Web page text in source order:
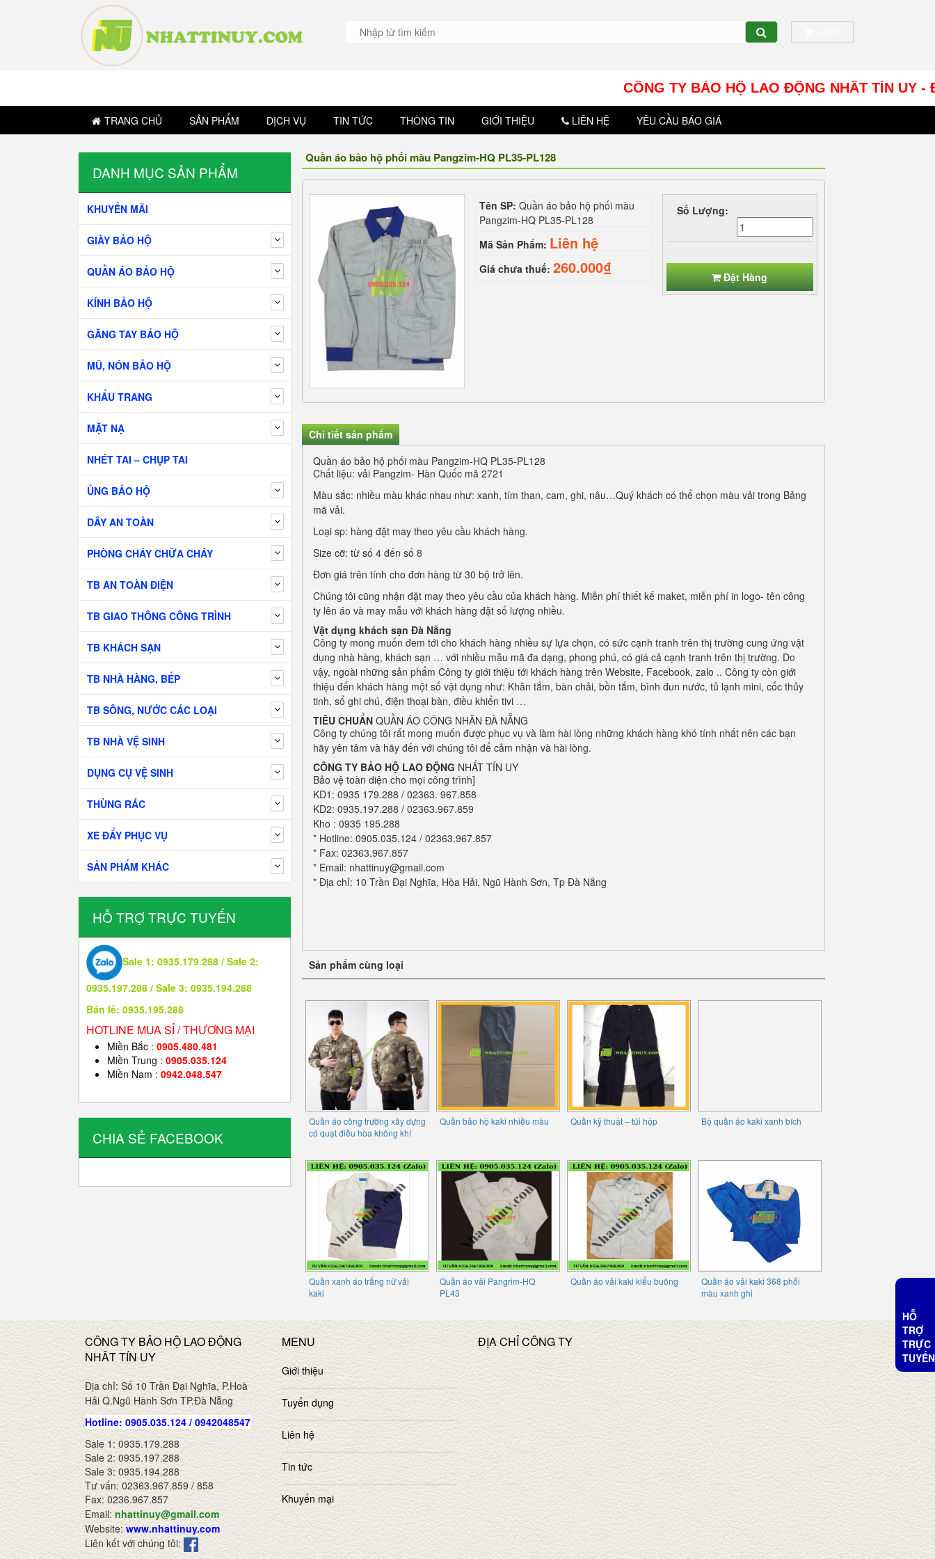
CÔNG TY BẢO HỘ LAO ĐỘNG NHÂT TÍN UY -
TRANG CHỦ SẢN PHẨM DỊCH VỤ TIN TỨC THÔNG TIN GIỚI THIỆU LIÊN HỆ YÊU CẦU BÁO GIÁ
DANH MỤC SẢN PHẨM
KHUYẾN MÃI
GIÀY BẢO HỘ
QUẦN ÁO BẢO HỘ
KÍNH BẢO HỘ
GĂNG TAY BẢO HỘ
MŨ, NÓN BẢO HỘ
KHẨU TRANG
MẶT NẠ
NHÉT TAI – CHỤP TAI
ỦNG BẢO HỘ
DÂY AN TOÀN
PHÒNG CHÁY CHỮA CHÁY
TB AN TOÀN ĐIỆN
TB GIAO THÔNG CÔNG TRÌNH
TB KHÁCH SẠN
TB NHÀ HÀNG, BẾP
TB SÔNG, NƯỚC CÁC LOẠI
TB NHÀ VỆ SINH
DỤNG CỤ VỆ SINH
THÙNG RÁC
XE ĐẨY PHỤC VỤ
SẢN PHẨM KHÁC
HỖ TRỢ TRỰC TUYẾN
Sale 1: 0935.179.288 / Sale 2:
0935.197.288 / Sale 3: 0935.194.288
Bán lẻ: 0935.195.288
HOTLINE MUA SỈ / THƯƠNG MẠI
Miền Bắc : 0905.480.481
Miền Trung : 0905.035.124
Miền Nam : 0942.048.547
CHIA SẺ FACEBOOK
Quần áo bảo hộ phối màu Pangzim-HQ PL35-PL128
Tên SP:Quần áo bảo hộ phối màu
Pangzim-HQ PL35-PL128
Mã Sản Phẩm: Liên hệ
Giá chưa thuế:260.000₫
Số Lượng:
Đặt Hàng
Chi tiết sản phẩm
Quần áo bảo hộ phối màu Pangzim-HQ PL35-PL128
Chất liệu: vải Pangzim- Hàn Quốc mã 2721
Màu sắc: nhiều màu khác nhau như: xanh, tím than, cam, ghi, nâu…Quý khách có thể chọn màu vải trong Bảng
mã vải.
Loại sp: hàng đặt may theo yêu cầu khách hàng.
Size cỡ: từ số 4 đến số 8
Đơn giá trên tính cho đơn hàng từ 30 bộ trở lên.
Chúng tôi cũng nhận đặt may theo yêu cầu của khách hàng. Miễn phí thiết kế maket, miễn phí in logo- tên công
ty lên áo và may mẫu với khách hàng đặt số lượng nhiều.
Vật dụng khách sạn Đà Nẵng
Công ty mong muốn đem tới cho khách hàng nhiều sự lựa chọn, có sức cạnh tranh trên thị trường cung ứng vật
dụng nhà hàng, khách sạn … với nhiều mẫu mã đa dạng, phong phú, có giá cả cạnh tranh trên thị trường. Do
vậy, ngoài những sản phẩm Công ty giới thiệu tới khách hàng trên Website, Facebook, zalo .. Công ty còn giới
thiệu đến khách hàng một số vật dụng như: Khăn tắm, bàn chải, bồn tắm, bình đun nước, tủ lạnh mini, cốc thủy
tinh, sổ ghi chú, điện thoại bàn, điều khiển tivi …
TIÊU CHUẨN QUẦN ÁO CÔNG NHÂN ĐÀ NẴNG
Công ty chúng tôi rất mong muốn được phục vụ và làm hài lòng những khách hàng khó tính nhất nên các bạn
hãy yên tâm và hãy đến với chúng tôi để cảm nhận và hài lòng.
CÔNG TY BẢO HỘ LAO ĐỘNG NHẤT TÍN UY
Bảo vệ toàn diện cho mọi công trình]
KD1: 0935 179.288 / 02363. 967.858
KD2: 0935.197.288 / 02363.967.859
Kho : 0935 195.288
* Hotline: 0905.035.124 / 02363.967.857
* Fax: 02363.967.857
* Email: nhattinuy@gmail.com
* Địa chỉ: 10 Trần Đại Nghĩa, Hòa Hải, Ngũ Hành Sơn, Tp Đà Nẵng
Sản phẩm cùng loại
Quần áo công trường xây dựng
có quạt điều hòa không khí
Quần bảo hộ kaki nhiều màu Quần kỹ thuật – túi hộp Bộ quần áo kaki xanh bích
Quần xanh áo trắng nữ vải
kaki
Quần áo vải Pangrim-HQ
PL43
Quần áo vải kaki kiểu buông
Quần áo vải kaki 368 phối
màu xanh ghi
CÔNG TY BẢO HỘ LAO ĐỘNG
NHÂT TÍN UY
Địa chỉ: Số 10 Trần Đại Nghĩa, P.Hoà
Hải Q.Ngũ Hành Sơn TP.Đà Nẵng
Hotline: 0905.035.124 / 0942048547
Sale 1: 0935.179.288
Sale 2: 0935.197.288
Sale 3: 0935.194.288
Tư vấn: 02363.967.859 / 858
Fax: 0236.967.857
Email:nhattinuy@gmail.com
Website:www.nhattinuy.com
Liên kết với chúng tôi:
MENU
Giới thiệu
Tuyển dụng
Liên hệ
Tin tức
Khuyến mại
ĐỊA CHỈ CÔNG TY
HỖ
TRỢ
TRỰC
TUYẾN